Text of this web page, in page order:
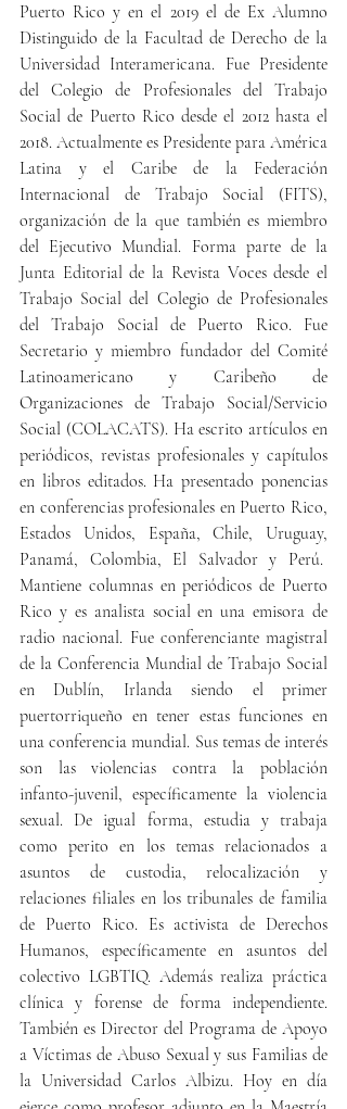
Puerto Rico y en el 2019 el de Ex Alumno
Distinguido de la Facultad de Derecho de la
Universidad Interamericana. Fue Presidente
del Colegio de Profesionales del Trabajo
Social de Puerto Rico desde el 2012 hasta el
2018. Actualmente es Presidente para América
Latina y el Caribe de la Federación
Internacional de Trabajo Social (FITS),
organización de la que también es miembro
del Ejecutivo Mundial. Forma parte de la
Junta Editorial de la Revista Voces desde el
Trabajo Social del Colegio de Profesionales
del Trabajo Social de Puerto Rico. Fue
Secretario y miembro fundador del Comité
Latinoamericano y Caribeño de
Organizaciones de Trabajo Social/Servicio
Social (COLACATS). Ha escrito artículos en
periódicos, revistas profesionales y capítulos
en libros editados. Ha presentado ponencias
en conferencias profesionales en Puerto Rico,
Estados Unidos, España, Chile, Uruguay,
Panamá, Colombia, El Salvador y Perú.
Mantiene columnas en periódicos de Puerto
Rico y es analista social en una emisora de
radio nacional. Fue conferenciante magistral
de la Conferencia Mundial de Trabajo Social
en Dublín, Irlanda siendo el primer
puertorriqueño en tener estas funciones en
una conferencia mundial. Sus temas de interés
son las violencias contra la población
infanto-juvenil, específicamente la violencia
sexual. De igual forma, estudia y trabaja
como perito en los temas relacionados a
asuntos de custodia, relocalización y
relaciones filiales en los tribunales de familia
de Puerto Rico. Es activista de Derechos
Humanos, específicamente en asuntos del
colectivo LGBTIQ. Además realiza práctica
clínica y forense de forma independiente.
También es Director del Programa de Apoyo
a Víctimas de Abuso Sexual y sus Familias de
la Universidad Carlos Albizu. Hoy en día